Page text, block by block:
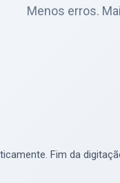
Menos erros.
Fim da